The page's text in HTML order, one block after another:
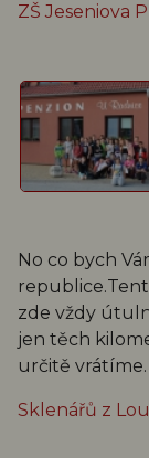
ZŠ Jeseniova
No co bych
zde vždy
jen těch
určitě vrátíme.
Sklenářů z